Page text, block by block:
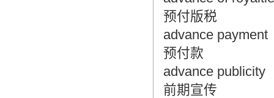
预付版税
advance payment
预付款
advance publicity
前期宣传